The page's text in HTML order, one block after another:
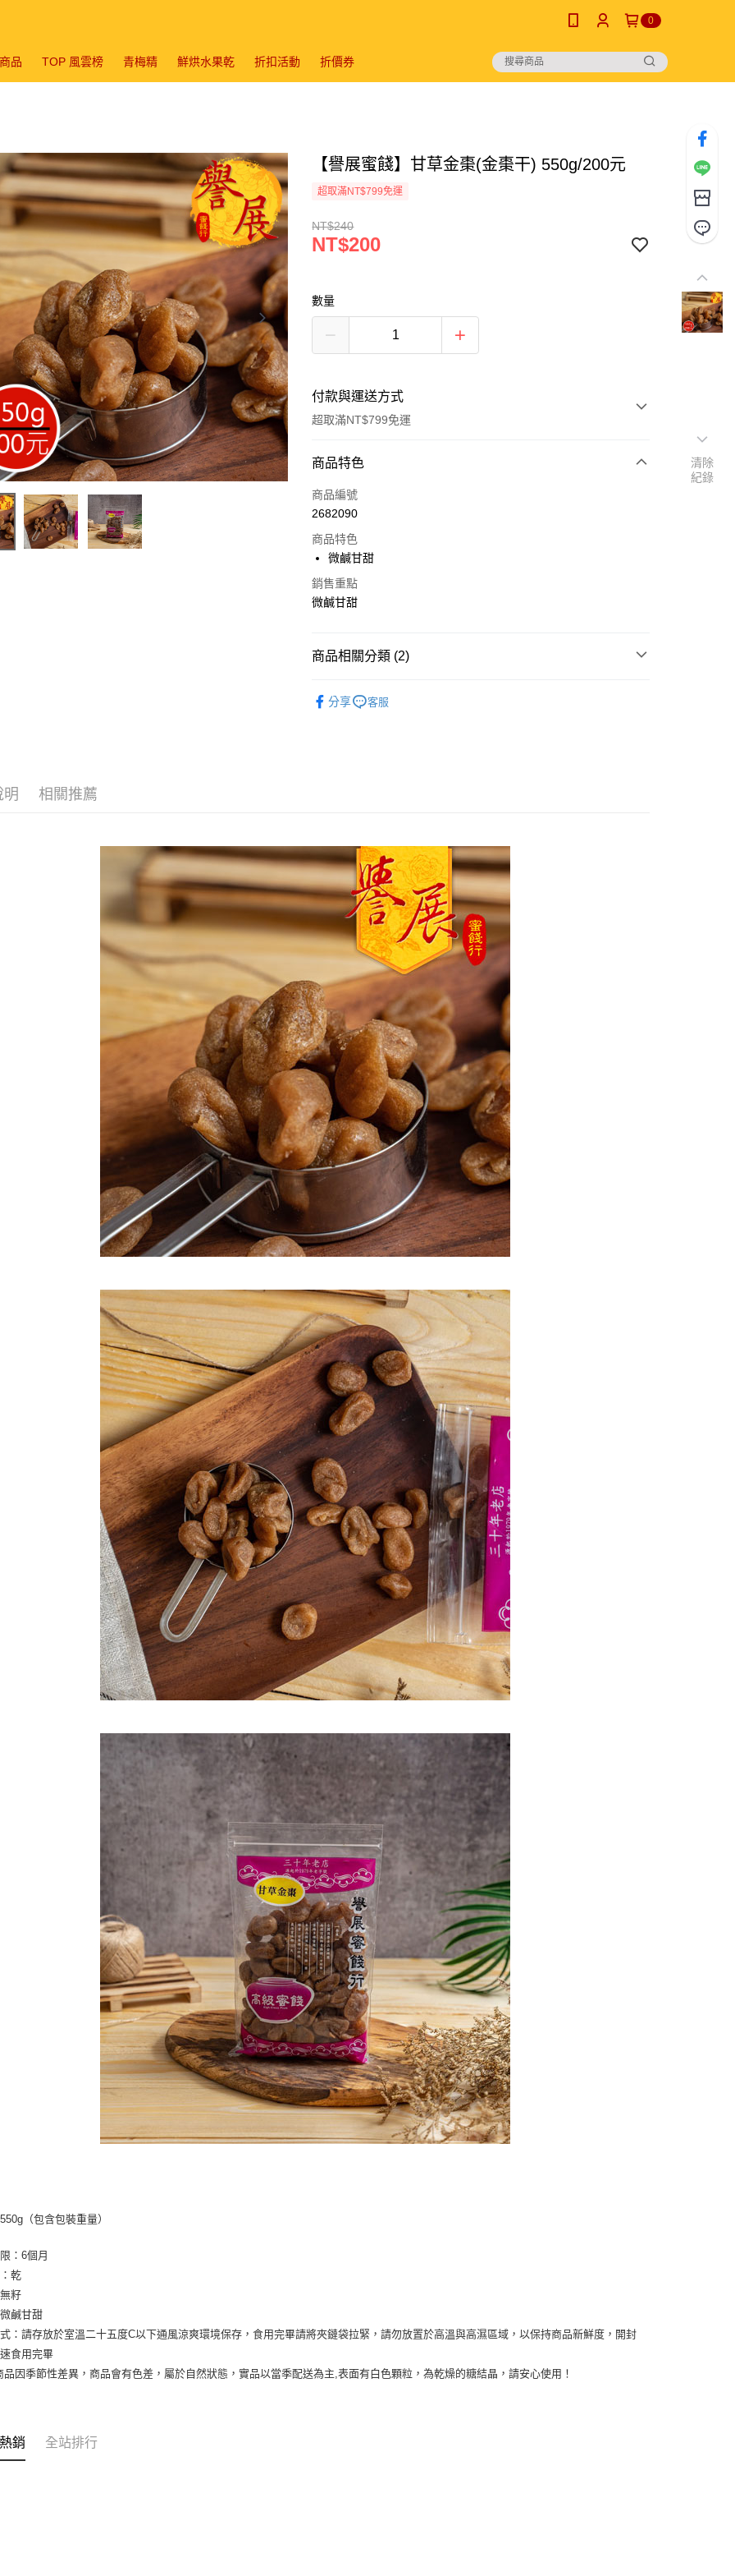
0
品 TOP 風雲榜 青梅精 鮮烘水果乾 折扣活動 折價券
【譽展蜜餞】甘草金棗(金棗干) 550g/200元
超取滿NT$799免運
NT$240
NT$200
數量
付款與運送方式
超取滿NT$799免運
付款方式
信用卡一次付款
LINE Pay
Apple Pay
全盈+PAY
付款後全家取貨
每筆NT$60，滿NT$799(含以上)免運費
7-11取貨付款
每筆NT$60，滿NT$799(含以上)免運費
付款後7-11取貨
每筆NT$60，滿NT$799(含以上)免運費
宅配到家
每筆NT$150，滿NT$1,399(含以上)免運費
澎湖金門馬祖宅配到家
每筆NT$250
付款後門市自取
免運費
商品特色
商品編號
2682090
商品特色
微鹹甘甜
銷售重點
微鹹甘甜
商品相關分類 (2)
分享 客服
明 相關推薦
（包含包裝重量）
：6個月
乾
籽
鹹甘甜
：請存放於室溫二十五度C以下通風涼爽環境保存，食用完畢請將夾鏈袋拉緊，請勿放置於高溫與高濕區域，以保持商品新鮮度，開封
食用完畢
品因季節性差異，商品會有色差，屬於自然狀態，實品以當季配送為主,表面有白色顆粒，為乾燥的糖結晶，請安心使用！
銷 全站排行
清除
紀錄